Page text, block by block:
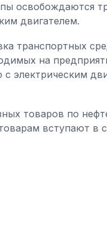
освобождаются
двигателем.
транспортных
на
электрическим
товаров по
вступают в